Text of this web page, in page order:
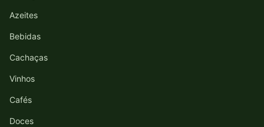
Azeites
Bebidas
Cachaças
Vinhos
Cafés
Doces